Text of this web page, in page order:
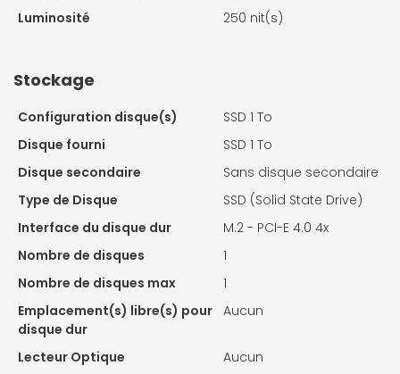
Luminosité
250 nit(s)
Stockage
Configuration disque(s)
SSD 1 To
Disque fourni
SSD 1 To
Disque secondaire
Sans disque secondaire
Type de Disque
SSD (Solid State Drive)
Interface du disque dur
M.2 - PCI-E 4.0 4x
Nombre de disques
1
Nombre de disques max
1
Emplacement(s) libre(s) pour
disque dur
Aucun
Lecteur Optique
Aucun